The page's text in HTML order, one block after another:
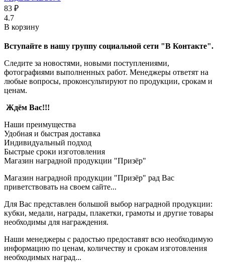
83 ₽
4.7
В корзину
Вступайте в нашу группу социальной сети "В Контакте".
Следите за новостями, новыми поступлениями,
фотографиями выполненных работ. Менеджеры ответят на
любые вопросы, проконсультируют по продукции, срокам и
ценам.
Ждём Вас!!!
Наши преимущества
Удобная и быстрая доставка
Индивидуальный подход
Быстрые сроки изготовления
Магазин наградной продукции "Призёр"
Магазин наградной продукции "Призёр" рад Вас
приветствовать на своем сайте...
Для Вас представлен большой выбор наградной продукции:
кубки, медали, награды, плакетки, грамоты и другие товары
необходимы для награждения.
Наши менеджеры с радостью предоставят всю необходимую
информацию по ценам, количеству и срокам изготовления
необходимых наград...